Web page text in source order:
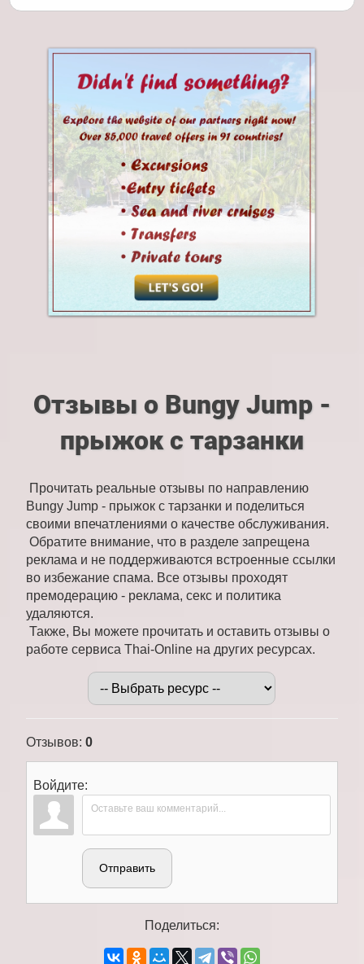
Отзывы о Bungy Jump -
прыжок с тарзанки
Прочитать реальные отзывы по направлению
Bungy Jump - прыжок с тарзанки и поделиться
своими впечатлениями о качестве обслуживания.
Обратите внимание, что в разделе запрещена
реклама и не поддерживаются встроенные ссылки
во избежание спама. Все отзывы проходят
премодерацию - реклама, секс и политика
удаляются.
Также, Вы можете прочитать и оставить отзывы о
работе сервиса Thai-Online на других ресурсах.
Отзывов: 0
Войдите:
Отправить
Поделиться: